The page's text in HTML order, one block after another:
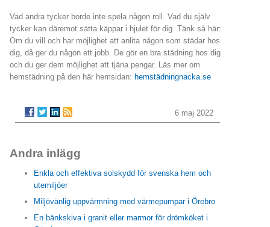
Vad andra tycker borde inte spela någon roll. Vad du själv
tycker kan däremot sätta käppar i hjulet för dig. Tänk så här:
Om du vill och har möjlighet att anlita någon som städar hos
dig, då ger du någon ett jobb. De gör en bra städning hos dig
och du ger dem möjlighet att tjäna pengar. Läs mer om
hemstädning på den här hemsidan: hemstädningnacka.se
6 maj 2022
Andra inlägg
Enkla och effektiva solskydd för svenska hem och
utemiljöer
Miljövänlig uppvärmning med värmepumpar i Örebro
En bänkskiva i granit eller marmor för drömköket i